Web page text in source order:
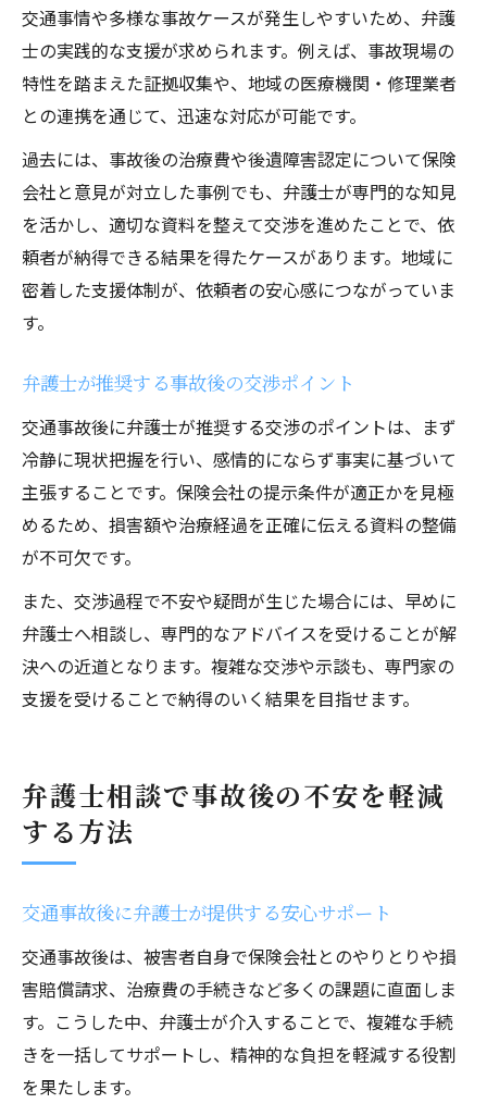
交通事情や多様な事故ケースが発生しやすいため、弁護
士の実践的な支援が求められます。例えば、事故現場の
特性を踏まえた証拠収集や、地域の医療機関・修理業者
との連携を通じて、迅速な対応が可能です。
過去には、事故後の治療費や後遺障害認定について保険
会社と意見が対立した事例でも、弁護士が専門的な知見
を活かし、適切な資料を整えて交渉を進めたことで、依
頼者が納得できる結果を得たケースがあります。地域に
密着した支援体制が、依頼者の安心感につながっていま
す。
弁護士が推奨する事故後の交渉ポイント
交通事故後に弁護士が推奨する交渉のポイントは、まず
冷静に現状把握を行い、感情的にならず事実に基づいて
主張することです。保険会社の提示条件が適正かを見極
めるため、損害額や治療経過を正確に伝える資料の整備
が不可欠です。
また、交渉過程で不安や疑問が生じた場合には、早めに
弁護士へ相談し、専門的なアドバイスを受けることが解
決への近道となります。複雑な交渉や示談も、専門家の
支援を受けることで納得のいく結果を目指せます。
弁護士相談で事故後の不安を軽減
する方法
交通事故後に弁護士が提供する安心サポート
交通事故後は、被害者自身で保険会社とのやりとりや損
害賠償請求、治療費の手続きなど多くの課題に直面しま
す。こうした中、弁護士が介入することで、複雑な手続
きを一括してサポートし、精神的な負担を軽減する役割
を果たします。